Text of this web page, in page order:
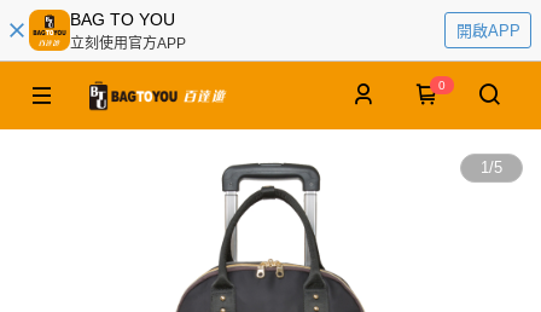
BAG TO YOU
立刻使用官方APP
開啟APP
0
1/5